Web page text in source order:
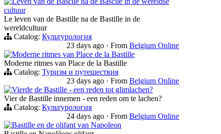
cultuur
Le leven van de Bastille na de Bastille in de
wereldcultuur
Catalog: Культурология
23 days ago · From Belgium Online
Moderne ritmes van Place de la Bastille
Moderne ritmes van Place de la Bastille
Catalog: Туризм и путешествия
23 days ago · From Belgium Online
Vierde de Bastille - een reden tot glimlachen?
Vier de Bastille innemen - een reden om te lachen?
Catalog: Культурология
24 days ago · From Belgium Online
Bastille en de olifant van Napoleon